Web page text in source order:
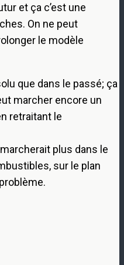
et ça c’est une
On ne peut
le modèle
que dans le passé; ça
marcher encore un
retraitant le
plus dans le
sur le plan